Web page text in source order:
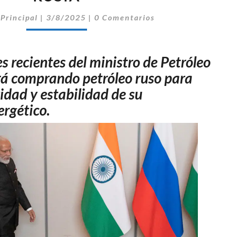
DONALD
TRUMP
SUS
NEGOCIOS
CON
RUSIA
| 3/8/2025 | Comentarios
0 Comentarios
recientes del ministro de Petróleo
comprando petróleo ruso para
y estabilidad de su